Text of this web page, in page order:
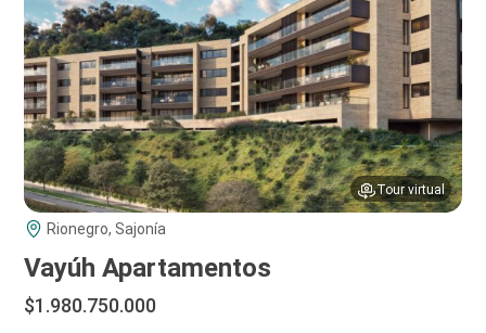
Tour virtual
Rionegro, Sajonía
Vayúh Apartamentos
$1.980.750.000